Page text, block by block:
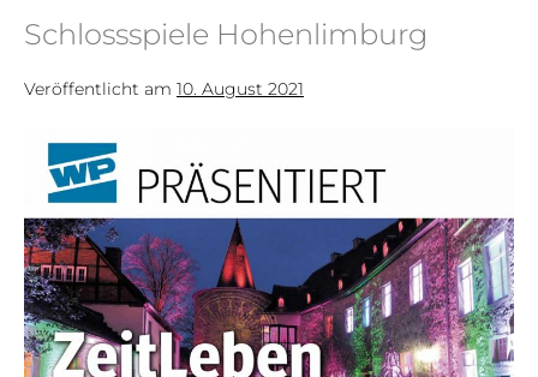
Schlossspiele Hohenlimburg
Veröffentlicht am 10. August 2021